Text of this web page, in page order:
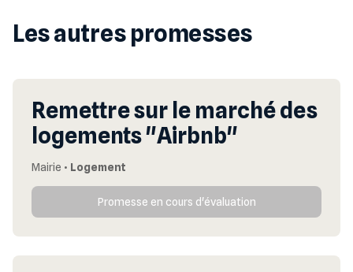
Les autres promesses
Remettre sur le marché des
logements "Airbnb"
Mairie • Logement
Promesse en cours d'évaluation